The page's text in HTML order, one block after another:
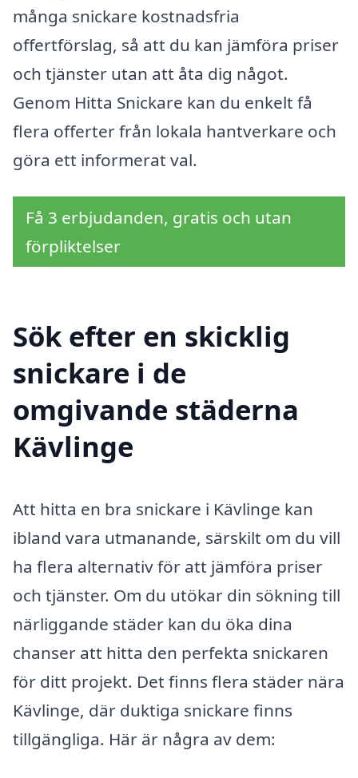
många snickare kostnadsfria
offertförslag, så att du kan jämföra priser
och tjänster utan att åta dig något.
Genom Hitta Snickare kan du enkelt få
flera offerter från lokala hantverkare och
göra ett informerat val.
Få 3 erbjudanden, gratis och utan
förpliktelser
Sök efter en skicklig
snickare i de
omgivande städerna
Kävlinge
Att hitta en bra snickare i Kävlinge kan
ibland vara utmanande, särskilt om du vill
ha flera alternativ för att jämföra priser
och tjänster. Om du utökar din sökning till
närliggande städer kan du öka dina
chanser att hitta den perfekta snickaren
för ditt projekt. Det finns flera städer nära
Kävlinge, där duktiga snickare finns
tillgängliga. Här är några av dem: